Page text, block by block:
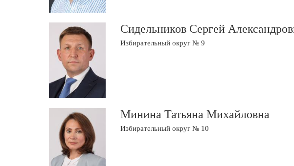
Сидельников Сергей
Избирательный округ № 9
Минина Татьяна Михайловна
Избирательный округ № 10